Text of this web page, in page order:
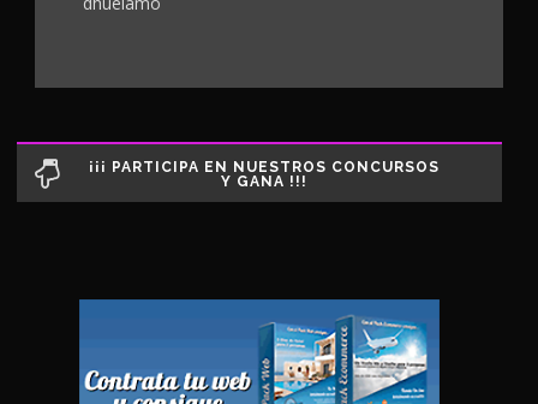
¡¡¡ PARTICIPA EN NUESTROS CONCURSOS
Y GANA !!!